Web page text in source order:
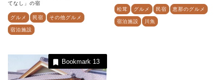
てなし」の宿
グルメ 民宿 その他グルメ
宿泊施設
松茸 グルメ 民宿 恵那のグルメ
宿泊施設 川魚
Bookmark 13